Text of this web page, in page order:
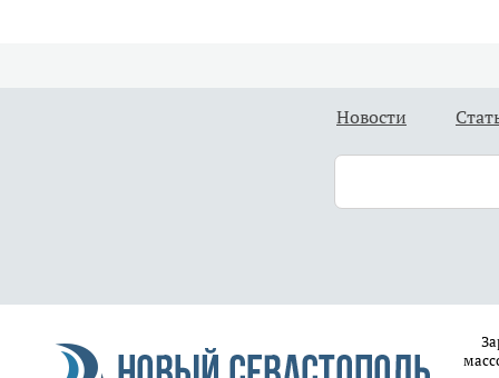
Новости